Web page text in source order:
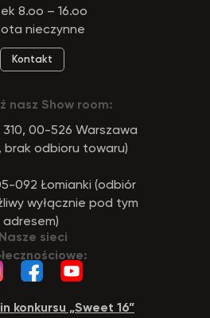
8.oo – 16.oo
nieczynne
konkursu „Sweet 16”
nasz Show room:
310, 00-526 Warszawa
brak odbioru towaru)
092 Łomianki (odbiór
wyłącznie pod tym
adresem)
Kontakt
Nasze sieci
wyłącznie w